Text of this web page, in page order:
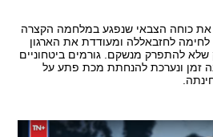
כוחה הצבאי שנפגע במלחמה הקצרה
לחזבאללה ומעודדת את הארגון
להתפרק מנשקם. גורמים ביטחוניים
זמן ונערכת להנחתת מכת פתע על